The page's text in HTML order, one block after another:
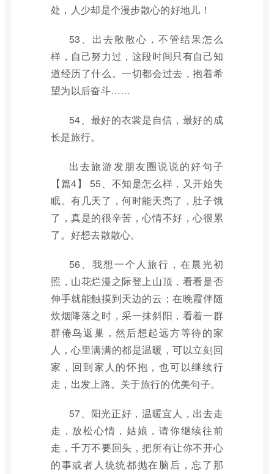
处，人少却是个漫步散心的好地儿！
53、出去散散心，不管结果怎么
样，自己努力过，这段时间只有自己知
道经历了什么。一切都会过去，抱着希
望为以后奋斗……
54、最好的衣裳是自信，最好的成
长是旅行。
出去旅游发朋友圈说说的好句子
【篇4】 55、不知是怎么样，又开始失
眠。有几天了，何时能天亮了，肚子饿
了，真是的很辛苦，心情不好，心很累
了。好想去散散心。
56、我想一个人旅行，在晨光初
照，山花烂漫之际登上山顶，看看是否
伸手就能触摸到天边的云；在晚霞伴随
炊烟降落之时，采一抹斜阳，看着一群
群倦鸟返巢，然后想起远方等待的家
人，心里满满的都是温暖，可以立刻回
家，回到家人的怀抱，也可以继续行
走，出发上路。关于旅行的优美句子。
57、阳光正好，温暖宜人，出去走
走，放松心情，姑娘，请你继续往前
走，千万不要回头，把所有让你不开心
的事或者人统统都抛在脑后，忘了那